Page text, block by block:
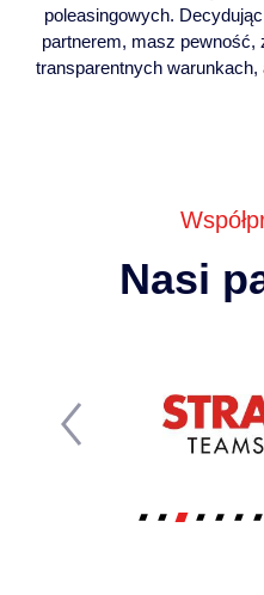
poleasingowych.
partnerem, masz pewność,
transparentnych
Nasi